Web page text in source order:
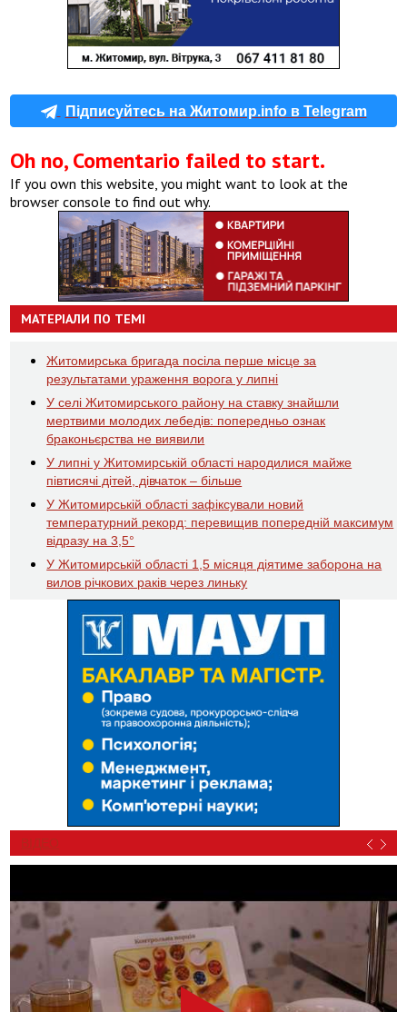
Підписуйтесь на Житомир.info в Telegram
Oh no, Comentario failed to start.
If you own this website, you might want to look at the
browser console to find out why.
МАТЕРІАЛИ ПО ТЕМІ
Житомирська бригада посіла перше місце за
результатами ураження ворога у липні
У селі Житомирського району на ставку знайшли
мертвими молодих лебедів: попередньо ознак
браконьєрства не виявили
У липні у Житомирській області народилися майже
півтисячі дітей, дівчаток – більше
У Житомирській області зафіксували новий
температурний рекорд: перевищив попередній максимум
відразу на 3,5°
У Житомирській області 1,5 місяця діятиме заборона на
вилов річкових раків через линьку
ВІДЕО